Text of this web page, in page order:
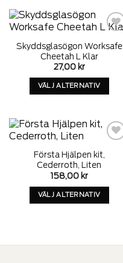
har
alternativ
kan
väljas
på
produktens
wishlist
Skyddsglasögon Worksafe
Cheetah L Klar
27,00 kr
VÄLJ ALTERNATIV
har
alternativ
kan
väljas
på
produktens
wishlist
Första Hjälpen kit,
Cederroth, Liten
158,00 kr
VÄLJ ALTERNATIV
alternativ